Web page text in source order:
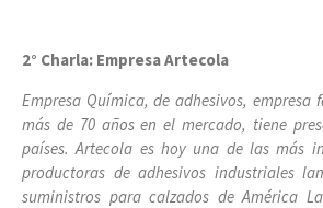
2° Charla: Empresa Artecola
Empresa Química, de adhesivos, empresa
más de 70 años en el mercado, tiene
países. Artecola es hoy una de las más
productoras de adhesivos industriales
suministros para calzados de América